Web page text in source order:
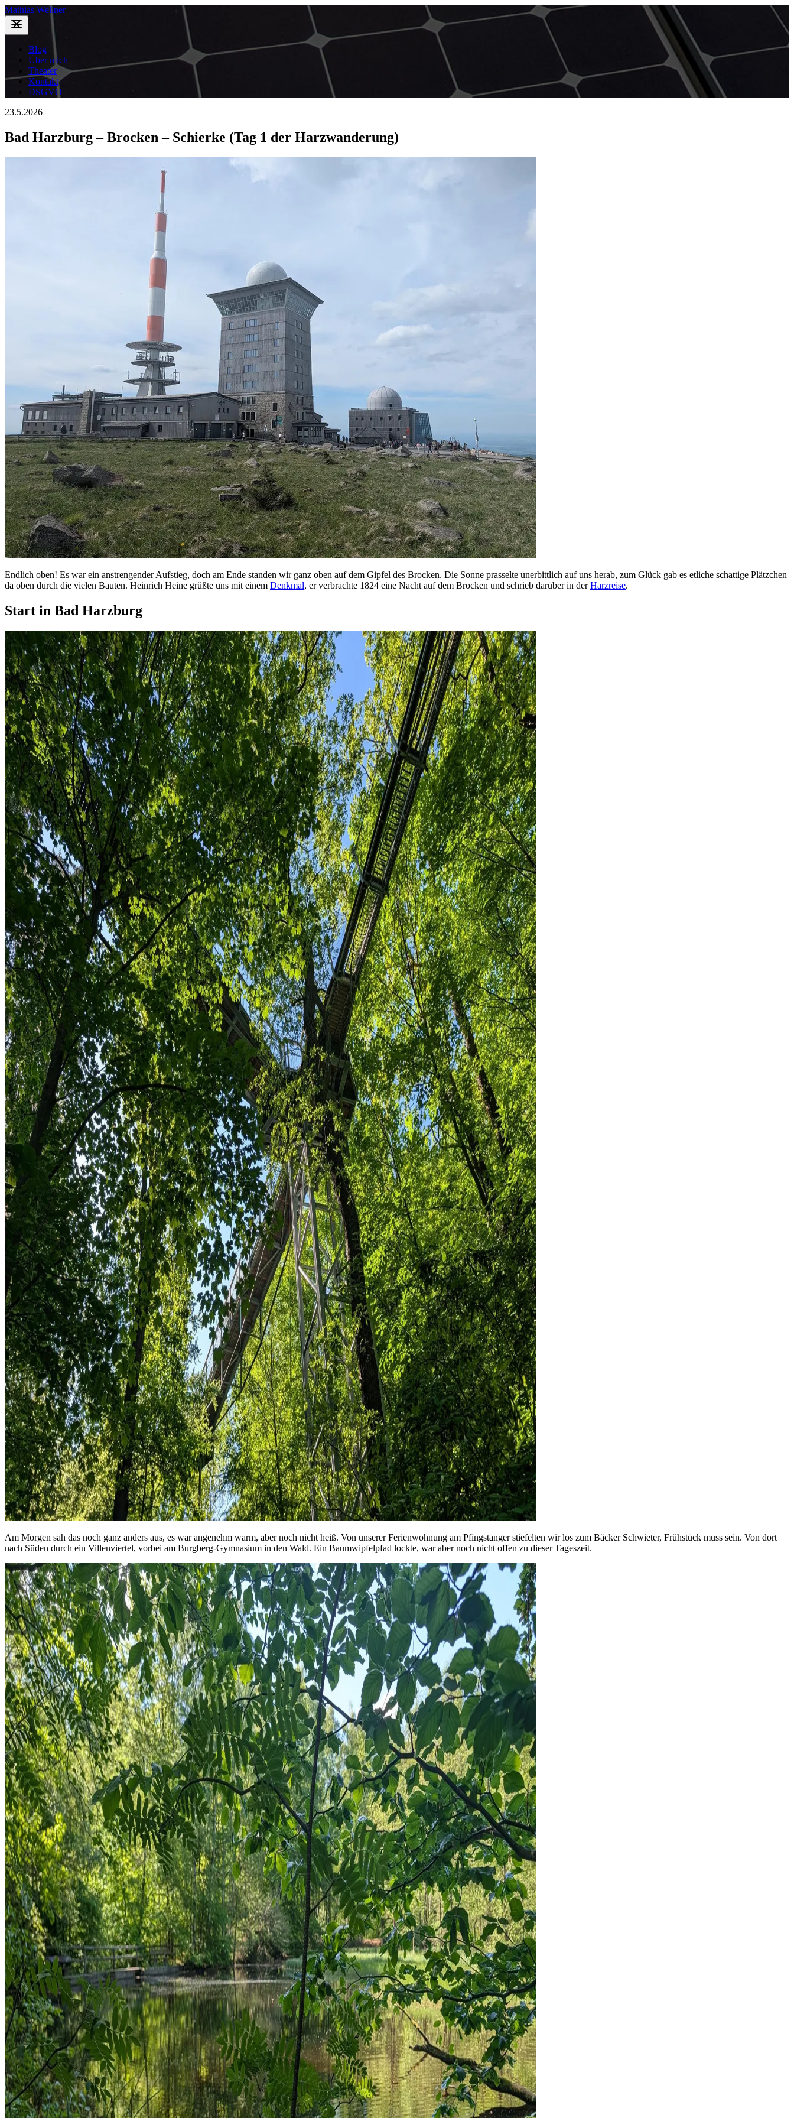
Mathias Wellner
Blog
Über mich
Theater
Kontakt
DSGVO
23.5.2026
Bad Harzburg – Brocken – Schierke (Tag 1 der Harzwanderung)
Endlich oben! Es war ein anstrengender Aufstieg, doch am Ende standen wir ganz oben auf dem Gipfel des Brocken. Die Sonne prasselte unerbittlich auf uns herab, zum Glück gab es etliche schattige Plätzchen
da oben durch die vielen Bauten. Heinrich Heine grüßte uns mit einem Denkmal, er verbrachte 1824 eine Nacht auf dem Brocken und schrieb darüber in derHarzreise.
Start in Bad Harzburg
Am Morgen sah das noch ganz anders aus, es war angenehm warm, aber noch nicht heiß. Von unserer Ferienwohnung am Pfingstanger stiefelten wir los zum Bäcker Schwieter, Frühstück muss sein. Von dort
nach Süden durch ein Villenviertel, vorbei am Burgberg-Gymnasium in den Wald. Ein Baumwipfelpfad lockte, war aber noch nicht offen zu dieser Tageszeit.